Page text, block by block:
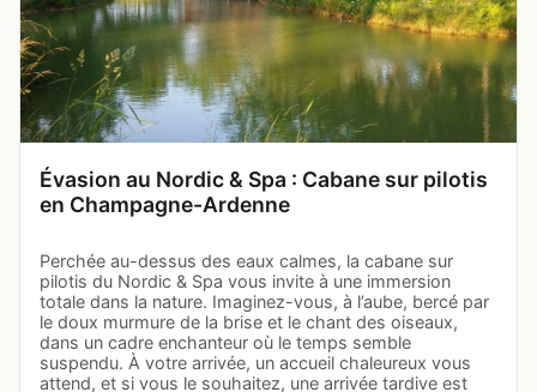
Évasion au Nordic & Spa : Cabane sur pilotis
en Champagne-Ardenne
Perchée au-dessus des eaux calmes, la cabane sur
pilotis du Nordic & Spa vous invite à une immersion
totale dans la nature. Imaginez-vous, à l’aube, bercé par
le doux murmure de la brise et le chant des oiseaux,
dans un cadre enchanteur où le temps semble
suspendu. À votre arrivée, un accueil chaleureux vous
attend, et si vous le souhaitez, une arrivée tardive est